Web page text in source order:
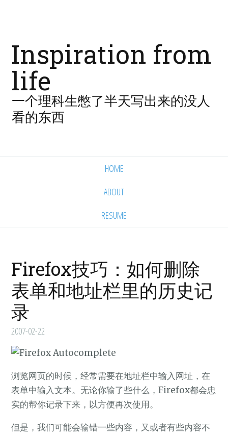
Inspiration from
life
一个理科生憋了半天写出来的没人
看的东西
HOME
ABOUT
RESUME
Firefox技巧：如何删除
表单和地址栏里的历史记
录
2007-02-22
浏览网页的时候，经常需要在地址栏中输入网址，在
表单中输入文本。无论你输了些什么，Firefox都会忠
实的帮你记录下来，以方便再次使用。
但是，我们可能会输错一些内容，又或者有些内容不